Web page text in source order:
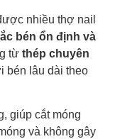
nhiều thợ nail
bén ổn định và
từ thép chuyên
bén lâu dài theo
giúp cắt móng
và không gây